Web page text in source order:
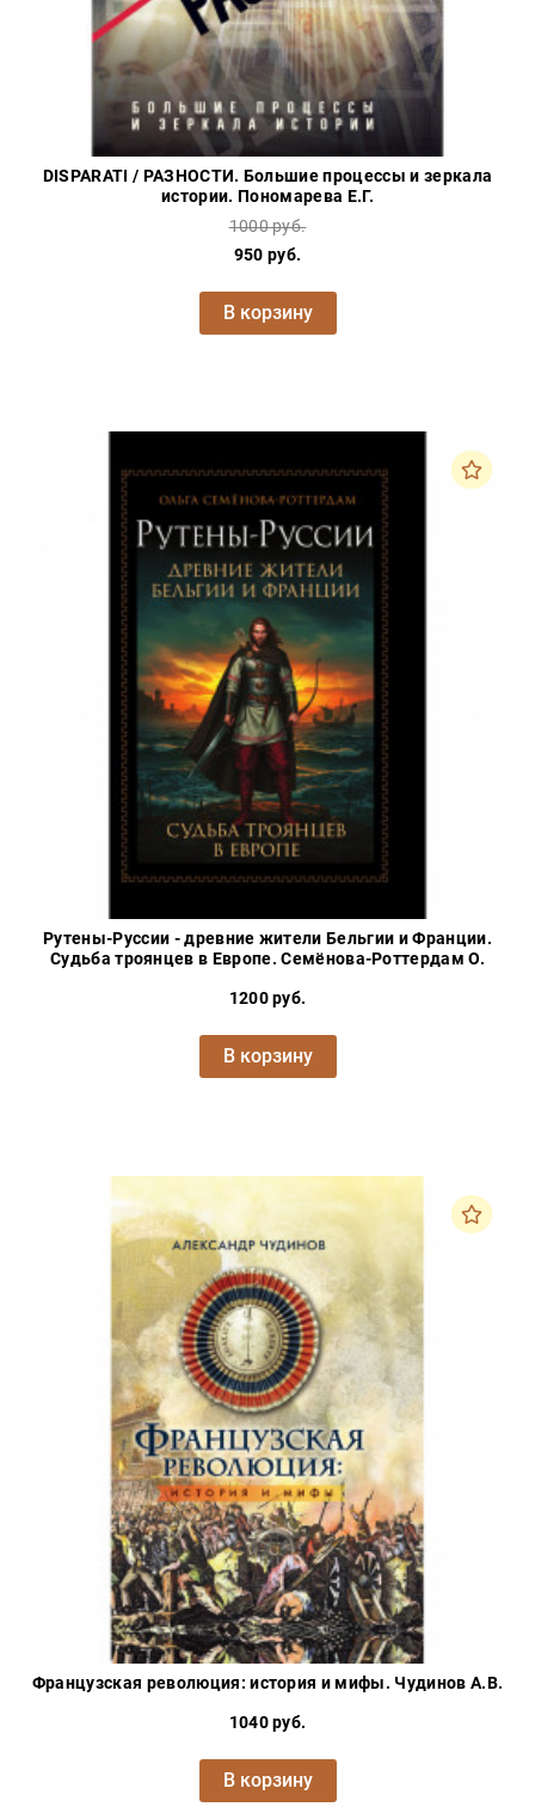
DISPARATI / РАЗНОСТИ. Большие процессы и зеркала
истории. Пономарева Е.Г.
1000 руб.
950 руб.
В корзину
Рутены-Руссии - древние жители Бельгии и Франции.
Судьба троянцев в Европе. Семёнова-Роттердам О.
1200 руб.
В корзину
Французская революция: история и мифы. Чудинов А.В.
1040 руб.
В корзину
+7(499)
350-17-
pochta@den-
magazin.ru